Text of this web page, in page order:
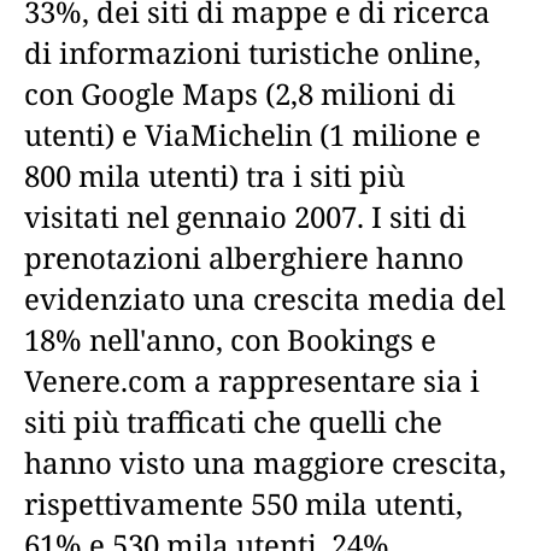
33%, dei siti di mappe e di ricerca
di informazioni turistiche online,
con Google Maps (2,8 milioni di
utenti) e ViaMichelin (1 milione e
800 mila utenti) tra i siti più
visitati nel gennaio 2007. I siti di
prenotazioni alberghiere hanno
evidenziato una crescita media del
18% nell'anno, con Bookings e
Venere.com a rappresentare sia i
siti più trafficati che quelli che
hanno visto una maggiore crescita,
rispettivamente 550 mila utenti,